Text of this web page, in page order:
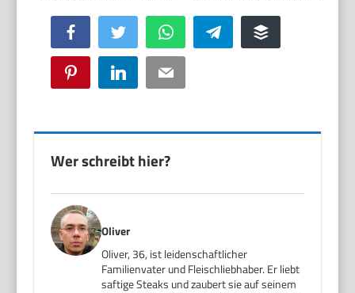
Facebook Twitter WhatsApp Telegram Buffer
Pinterest LinkedIn Email
Wer schreibt hier?
Oliver
Oliver, 36, ist leidenschaftlicher
Familienvater und Fleischliebhaber. Er liebt
saftige Steaks und zaubert sie auf seinem